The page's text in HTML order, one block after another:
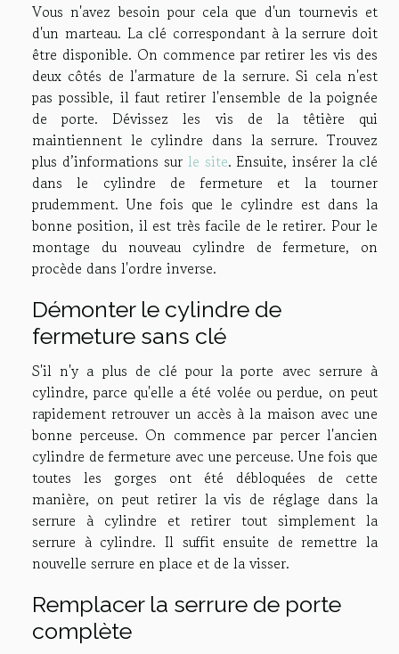
Vous n'avez besoin pour cela que d'un tournevis et
d'un marteau. La clé correspondant à la serrure doit
être disponible. On commence par retirer les vis des
deux côtés de l'armature de la serrure. Si cela n'est
pas possible, il faut retirer l'ensemble de la poignée
de porte. Dévissez les vis de la têtière qui
maintiennent le cylindre dans la serrure. Trouvez
plus d’informations sur le site. Ensuite, insérer la clé
dans le cylindre de fermeture et la tourner
prudemment. Une fois que le cylindre est dans la
bonne position, il est très facile de le retirer. Pour le
montage du nouveau cylindre de fermeture, on
procède dans l'ordre inverse.
Démonter le cylindre de
fermeture sans clé
S'il n'y a plus de clé pour la porte avec serrure à
cylindre, parce qu'elle a été volée ou perdue, on peut
rapidement retrouver un accès à la maison avec une
bonne perceuse. On commence par percer l'ancien
cylindre de fermeture avec une perceuse. Une fois que
toutes les gorges ont été débloquées de cette
manière, on peut retirer la vis de réglage dans la
serrure à cylindre et retirer tout simplement la
serrure à cylindre. Il suffit ensuite de remettre la
nouvelle serrure en place et de la visser.
Remplacer la serrure de porte
complète